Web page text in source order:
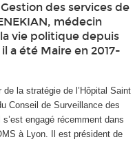
des services de
médecin
vie politique depuis
a été Maire en 2017-
la stratégie de l’Hôpital Saint
Conseil de Surveillance des
engagé récemment dans
à Lyon. Il est président de